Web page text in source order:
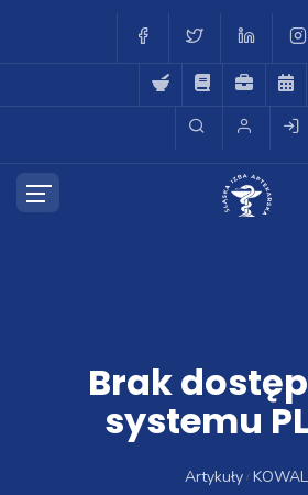
Brak
systemu
Artykuły KOWAL